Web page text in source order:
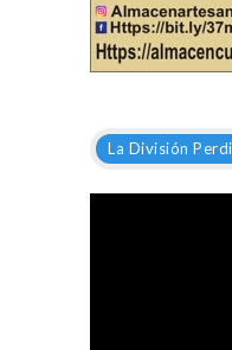
La División